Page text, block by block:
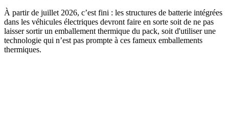
À partir de juillet 2026, c’est fini : les structures de batterie intégrées
dans les véhicules électriques devront faire en sorte soit de ne pas
laisser sortir un emballement thermique du pack, soit d'utiliser une
technologie qui n’est pas prompte à ces fameux emballements
thermiques.